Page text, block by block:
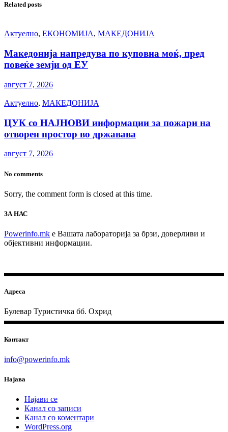
Related posts
Актуелно, ЕКОНОМИЈА, МАКЕДОНИЈА
Македонија напредува по куповна моќ, пред
повеќе земји од ЕУ
август 7, 2026
Актуелно, МАКЕДОНИЈА
ЦУК со НАЈНОВИ информации за пожари на
отворен простор во државава
август 7, 2026
No comments
Sorry, the comment form is closed at this time.
ЗА НАС
Powerinfo.mk e Вашата лабораторија за брзи, доверливи и
објективни информации.
Адреса
Булевар Туристичка бб. Охрид
Контакт
info@powerinfo.mk
Најава
Најави се
Канал со записи
Канал со коментари
WordPress.org